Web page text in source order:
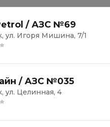
/ АЗС №69
ул. Игоря Мишина, 7/1
/ АЗС №035
ул. Целинная, 4